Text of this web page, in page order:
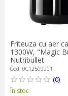
Friteuza cu aer
1300W, "Magic
Nutribullet
Cod: 0C12500001
(0)
În stoc